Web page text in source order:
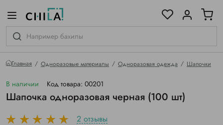
Главная Одноразовые материалы Одноразовая одежда Шапочки
В наличии Код товара: 00201
Шапочка одноразовая черная (100 шт)
2 отзывы
гамме